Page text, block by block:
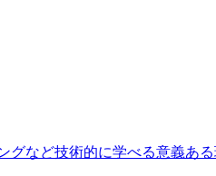
など技術的に学べる意義